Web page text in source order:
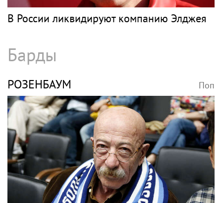
В России ликвидируют компанию Элджея
Барды
РОЗЕНБАУМ Поп